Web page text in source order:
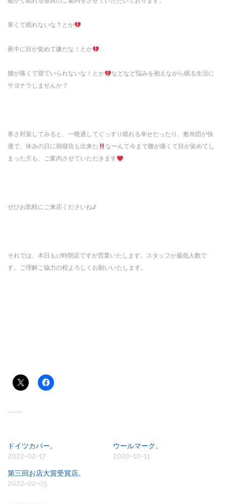
寒くて眠れないな？とか
夜中に目が覚めて嫌だな！とか
腰が痛くて寝ていられないな！とか
などなど悩みを抱えながら眠る生活に
サヨナラしませんか？
寒さ対策してみると、一晩通してぐっすり眠れる幸せだったり、敷布団が快
適で、休みの日に朝寝坊も出来た
なーんて今まで腰が痛くて目が覚めてし
まった方も、ご案内させていただきます
ぜひお気軽にご来店くださいね♪
それでは、本日も17時閉店ですが営業いたします。スタッフが最低人数で
す。ご理解ご協力の程よろしくお願いいたします。
ドイツカバー。
2022-02-17
ウールマーク。
2020-10-11
第三回お店大賞受賞店。
2022-02-05